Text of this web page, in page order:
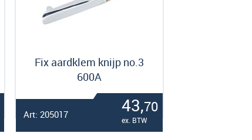
Fix aardklem knijp no.3
600A
43,70
ex. BTW
Art: 205017